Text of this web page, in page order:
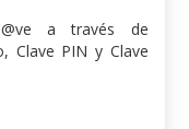
a través de
Clave PIN y Clave